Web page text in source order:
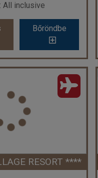
Bőröndbe
All inclusive
Bőröndbe
****
Görögország
Hersonissos
Repülővel
All inclusive
Hotel ****
RESORT ****